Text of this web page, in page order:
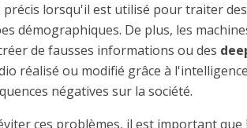
précis lorsqu'il est utilisé pour traiter
démographiques. De plus, les
de fausses informations ou des
réalisé ou modifié grâce à
négatives sur la société.
ces problèmes, il est important que